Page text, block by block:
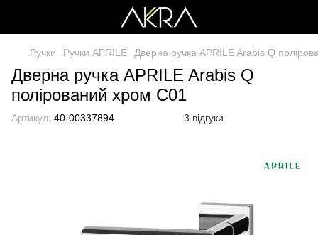
Ручки Ручки APRILE Дверна ручка APRILE Arabis Q
Дверна ручка APRILE Arabis Q
полірований хром C01
Артикул: 40-00337894 3 відгуки